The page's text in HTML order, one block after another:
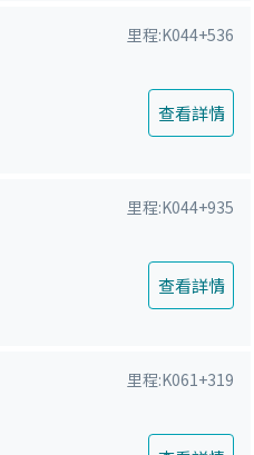
里程:K044+536
查看詳情
里程:K044+935
查看詳情
里程:K061+319